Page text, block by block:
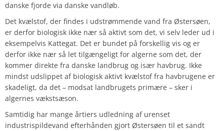
danske fjorde via danske vandløb.
Det kvælstof, der findes i udstrømmende vand fra Østersøen,
er derfor biologisk ikke nær så aktivt som det, vi selv leder ud i
eksempelvis Kattegat. Det er bundet på forskellig vis og er
derfor ikke nær så let tilgængeligt for algerne som det, der
kommer direkte fra danske landbrug og især havbrug. Ikke
mindst udslippet af biologisk aktivt kvælstof fra havbrugene er
skadeligt, da det – modsat landbrugets primære – sker i
algernes vækstsæson.
Samtidig har mange årtiers udledning af urenset
industrispildevand efterhånden gjort Østersøen til et sandt